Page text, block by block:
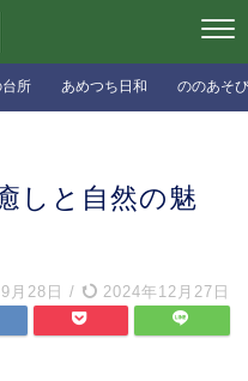
所 あめつち日和 ののあそ
しと自然の魅
月28日 / 2024年12月27日